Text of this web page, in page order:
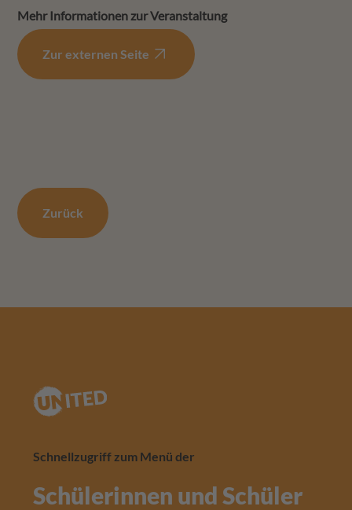
Mehr Informationen zur Veranstaltung
Zur externen Seite
Zurück
Schnellzugriff zum Menü der
Schülerinnen und Schüler